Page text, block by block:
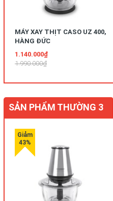
MÁY XAY THỊT CASO UZ 400,
HÀNG ĐỨC
1.140.000₫
1.990.000₫
SẢN PHẨM THƯỜNG 3